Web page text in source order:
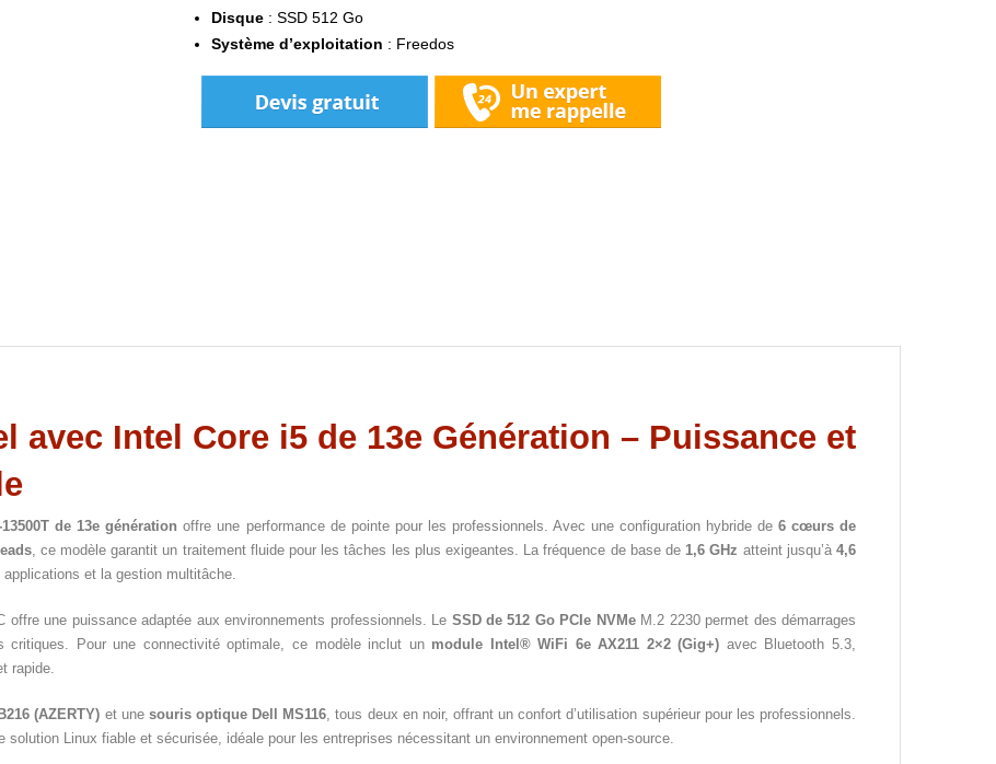
Disque : SSD 512 Go
Système d’exploitation : Freedos
avec Intel Core i5 de 13e Génération – Puissance et
de 13e génération offre une performance de pointe pour les professionnels. Avec une configuration hybride de 6 cœurs de
, ce modèle garantit un traitement fluide pour les tâches les plus exigeantes. La fréquence de base de 1,6 GHz atteint jusqu’à4,6
et la gestion multitâche.
offre une puissance adaptée aux environnements professionnels. Le SSD de 512 Go PCIe NVMeM.2 2230 permet des démarrages
Pour une connectivité optimale, ce modèle inclut un module Intel® WiFi 6e AX211 2×2 (Gig+) avec Bluetooth 5.3,
rapide.
(AZERTY) et une souris optique Dell MS116 , tous deux en noir, offrant un confort d’utilisation supérieur pour les professionnels.
solution Linux fiable et sécurisée, idéale pour les entreprises nécessitant un environnement open-source.